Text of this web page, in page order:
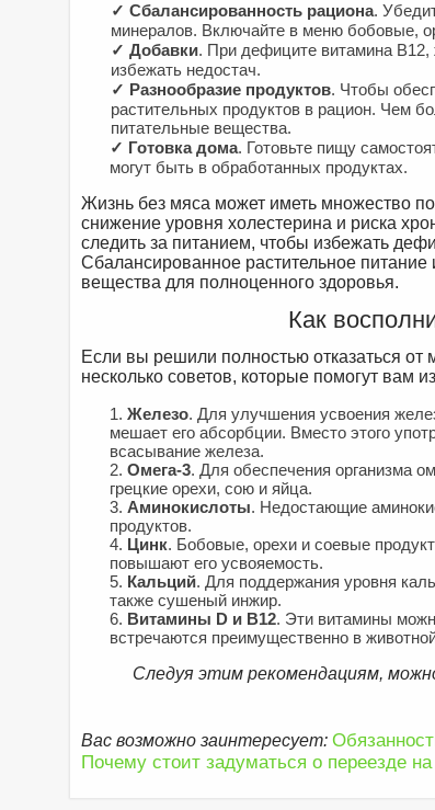
✓ Сбалансированность рациона.
минералов. Включайте в меню бобовые,
✓ Добавки. При дефиците витамина B12,
избежать недостач.
✓ Разнообразие продуктов. Чтобы
растительных продуктов в рацион. Чем
питательные вещества.
✓ Готовка дома. Готовьте пищу
могут быть в обработанных продуктах.
Жизнь без мяса может иметь множество
снижение уровня холестерина и риска
следить за питанием, чтобы избежать
Сбалансированное растительное
вещества для полноценного здоровья.
Как
Если вы решили полностью отказаться
несколько советов, которые помогут вам
Железо. Для улучшения усвоения
мешает его абсорбции. Вместо этого
всасывание железа.
Омега-3. Для обеспечения организма
грецкие орехи, сою и яйца.
Аминокислоты. Недостающие
продуктов.
Цинк. Бобовые, орехи и соевые
повышают его усвояемость.
Кальций. Для поддержания уровня
также сушеный инжир.
Витамины D и B12. Эти витамины
встречаются преимущественно в
Следуя этим рекомендациям,
Вас возможно заинтересует:
Почему стоит задуматься о переезде